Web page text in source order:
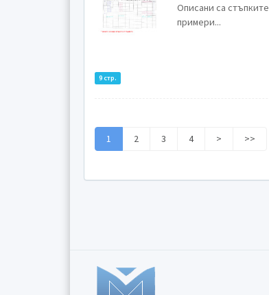
9 стр.
Описани са
примери...
1 2 3 4 > >>